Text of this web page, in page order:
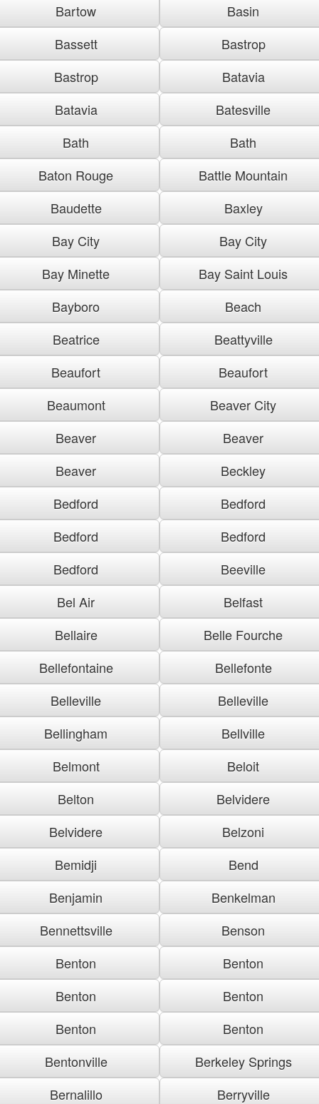
Bartow
Basin
Bassett
Bastrop
Bastrop
Batavia
Batavia
Batesville
Bath
Bath
Baton Rouge
Battle Mountain
Baudette
Baxley
Bay City
Bay City
Bay Minette
Bay Saint Louis
Bayboro
Beach
Beatrice
Beattyville
Beaufort
Beaufort
Beaumont
Beaver City
Beaver
Beaver
Beaver
Beckley
Bedford
Bedford
Bedford
Bedford
Bedford
Beeville
Bel Air
Belfast
Bellaire
Belle Fourche
Bellefontaine
Bellefonte
Belleville
Belleville
Bellingham
Bellville
Belmont
Beloit
Belton
Belvidere
Belvidere
Belzoni
Bemidji
Bend
Benjamin
Benkelman
Bennettsville
Benson
Benton
Benton
Benton
Benton
Benton
Benton
Bentonville
Berkeley Springs
Bernalillo
Berryville